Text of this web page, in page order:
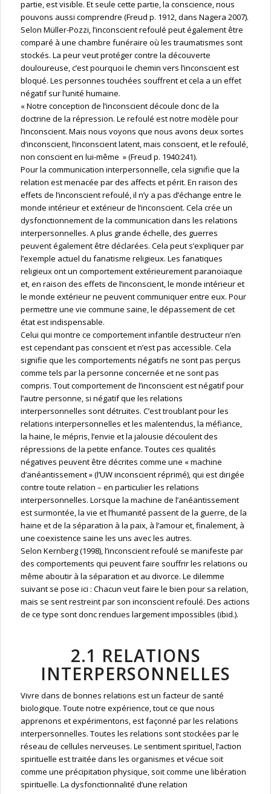
partie, est visible. Et seule cette partie, la conscience, nous
pouvons aussi comprendre (Freud p. 1912, dans Nagera 2007).
Selon Müller-Pozzi, l’inconscient refoulé peut également être
comparé à une chambre funéraire où les traumatismes sont
stockés. La peur veut protéger contre la découverte
douloureuse, c’est pourquoi le chemin vers l’inconscient est
bloqué. Les personnes touchées souffrent et cela a un effet
négatif sur l’unité humaine.
« Notre conception de l’inconscient découle donc de la
doctrine de la répression. Le refoulé est notre modèle pour
l’inconscient. Mais nous voyons que nous avons deux sortes
d’inconscient, l’inconscient latent, mais conscient, et le refoulé,
non conscient en lui-même » (Freud p. 1940:241).
Pour la communication interpersonnelle, cela signifie que la
relation est menacée par des affects et périt. En raison des
effets de l’inconscient refoulé, il n’y a pas d’échange entre le
monde intérieur et extérieur de l’inconscient. Cela crée un
dysfonctionnement de la communication dans les relations
interpersonnelles. A plus grande échelle, des guerres
peuvent également être déclarées. Cela peut s’expliquer par
l’exemple actuel du fanatisme religieux. Les fanatiques
religieux ont un comportement extérieurement paranoïaque
et, en raison des effets de l’inconscient, le monde intérieur et
le monde extérieur ne peuvent communiquer entre eux. Pour
permettre une vie commune saine, le dépassement de cet
état est indispensable.
Celui qui montre ce comportement infantile destructeur n’en
est cependant pas conscient et n’est pas accessible. Cela
signifie que les comportements négatifs ne sont pas perçus
comme tels par la personne concernée et ne sont pas
compris. Tout comportement de l’inconscient est négatif pour
l’autre personne, si négatif que les relations
interpersonnelles sont détruites. C’est troublant pour les
relations interpersonnelles et les malentendus, la méfiance,
la haine, le mépris, l’envie et la jalousie découlent des
répressions de la petite enfance. Toutes ces qualités
négatives peuvent être décrites comme une « machine
d’anéantissement » (l’UW inconscient réprimé), qui est dirigée
contre toute relation – en particulier les relations
interpersonnelles. Lorsque la machine de l’anéantissement
est surmontée, la vie et l’humanité passent de la guerre, de la
haine et de la séparation à la paix, à l’amour et, finalement, à
une coexistence saine les uns avec les autres.
Selon Kernberg (1998), l’inconscient refoulé se manifeste par
des comportements qui peuvent faire souffrir les relations ou
même aboutir à la séparation et au divorce. Le dilemme
suivant se pose ici : Chacun veut faire le bien pour sa relation,
mais se sent restreint par son inconscient refoulé. Des actions
de ce type sont donc rendues largement impossibles (ibid.).
2.1 RELATIONS
INTERPERSONNELLES
Vivre dans de bonnes relations est un facteur de santé
biologique. Toute notre expérience, tout ce que nous
apprenons et expérimentons, est façonné par les relations
interpersonnelles. Toutes les relations sont stockées par le
réseau de cellules nerveuses. Le sentiment spirituel, l’action
spirituelle est traitée dans les organismes et vécue soit
comme une précipitation physique, soit comme une libération
spirituelle. La dysfonctionnalité d’une relation